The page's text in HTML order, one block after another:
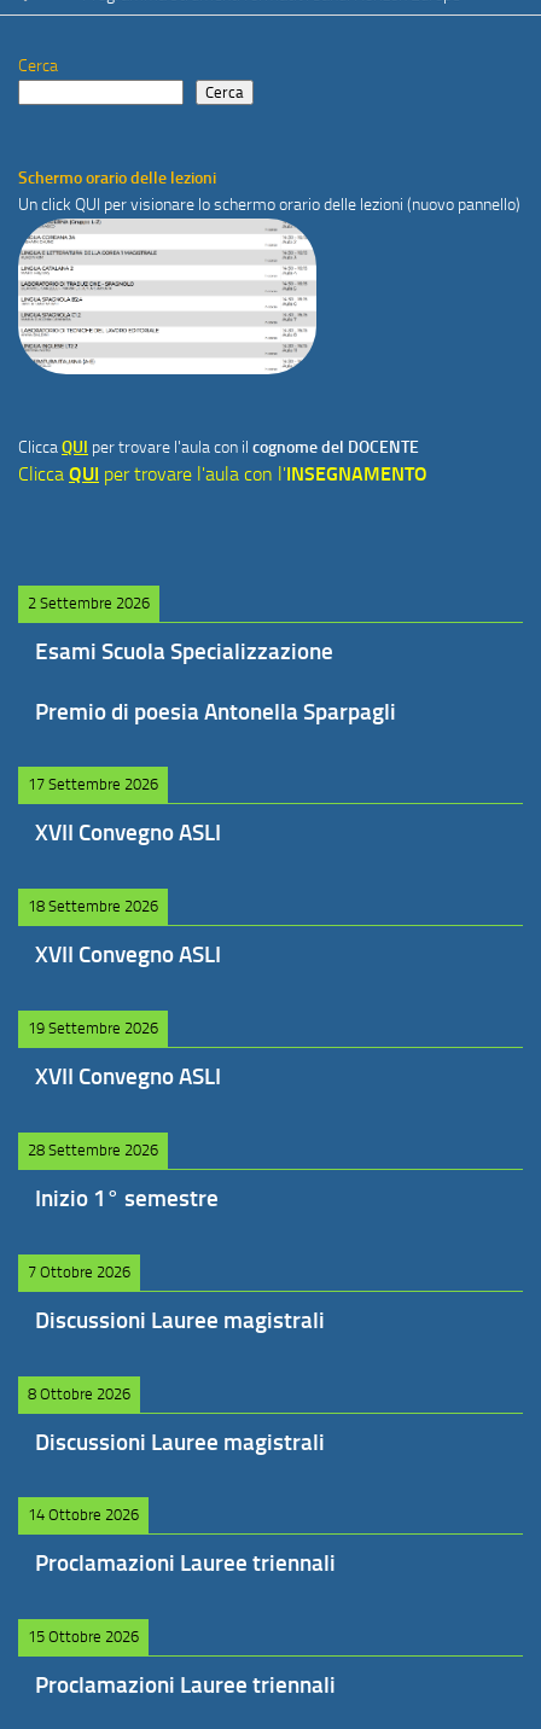
Cerca
Cerca
Schermo orario delle lezioni
Un click QUI per visionare lo schermo orario delle lezioni (nuovo pannello)
CliccaQUI per trovare l'aula con il cognome del DOCENTE
Clicca QUI per trovare l'aula con l'INSEGNAMENTO
2 Settembre 2026
Esami Scuola Specializzazione
Premio di poesia Antonella Sparpagli
17 Settembre 2026
XVII Convegno ASLI
18 Settembre 2026
XVII Convegno ASLI
19 Settembre 2026
XVII Convegno ASLI
28 Settembre 2026
Inizio 1° semestre
7 Ottobre 2026
Discussioni Lauree magistrali
8 Ottobre 2026
Discussioni Lauree magistrali
14 Ottobre 2026
Proclamazioni Lauree triennali
15 Ottobre 2026
Proclamazioni Lauree triennali